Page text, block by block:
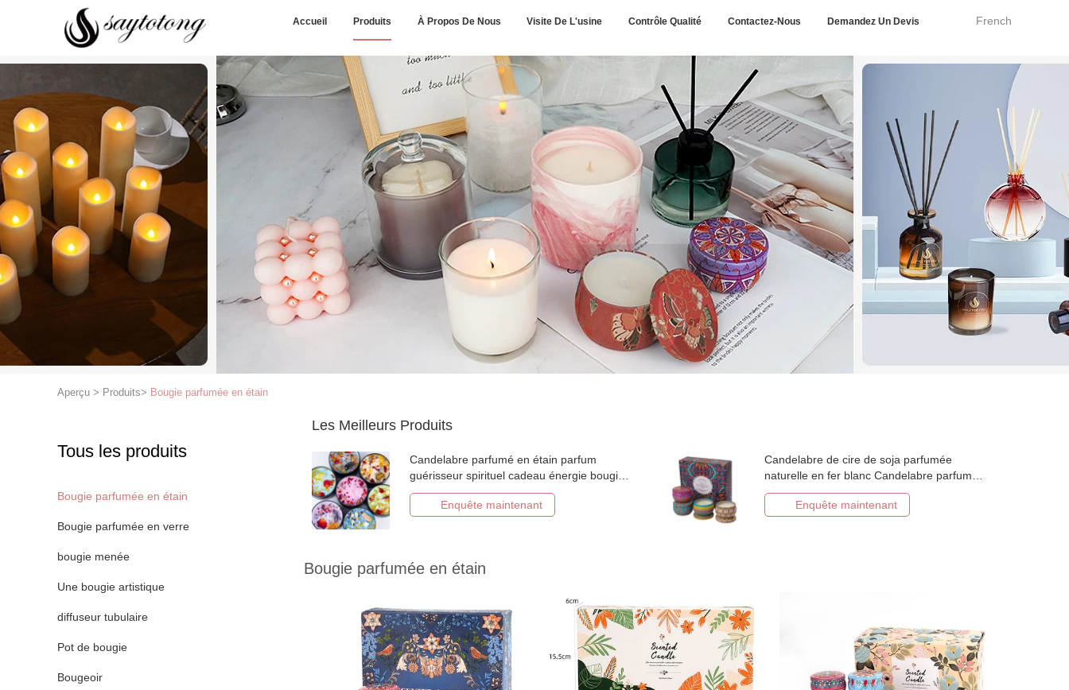
French
Accueil Produits À Propos De Nous Visite De L'usine Contrôle Qualité Contactez-Nous Demandez Un Devis
Aperçu > Produits> Bougie parfumée en étain
Tous les produits
Bougie parfumée en étain
Bougie parfumée en verre
bougie menée
Une bougie artistique
diffuseur tubulaire
Pot de bougie
Bougeoir
Les Meilleurs Produits
Candelabre parfumé en étain parfum
guérisseur spirituel cadeau énergie bougie
de soja ensemble cadeau
Enquête maintenant
Candelabre de cire de soja parfumée
naturelle en fer blanc Candelabre parfumée
parfumée ensemble de cadeaux de
mariageEnquête maintenant
Bougie parfumée en étain